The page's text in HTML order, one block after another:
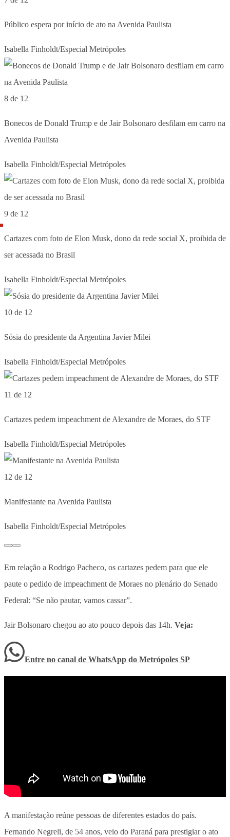
Público espera por início de ato na Avenida Paulista
Isabella Finholdt/Especial Metrópoles
8 de 12
Bonecos de Donald Trump e de Jair Bolsonaro desfilam em carro na
Avenida Paulista
Isabella Finholdt/Especial Metrópoles
9 de 12
Cartazes com foto de Elon Musk, dono da rede social X, proibida de
ser acessada no Brasil
Isabella Finholdt/Especial Metrópoles
10 de 12
Sósia do presidente da Argentina Javier Milei
Isabella Finholdt/Especial Metrópoles
11 de 12
Cartazes pedem impeachment de Alexandre de Moraes, do STF
Isabella Finholdt/Especial Metrópoles
12 de 12
Manifestante na Avenida Paulista
Isabella Finholdt/Especial Metrópoles
Em relação a Rodrigo Pacheco, os cartazes pedem para que ele
paute o pedido de impeachment de Moraes no plenário do Senado
Federal: “Se não pautar, vamos cassar”.
Jair Bolsonaro chegou ao ato pouco depois das 14h. Veja:
Entre no canal de WhatsApp do Metrópoles SP
A manifestação reúne pessoas de diferentes estados do país.
Fernando Negreli, de 54 anos, veio do Paraná para prestigiar o ato